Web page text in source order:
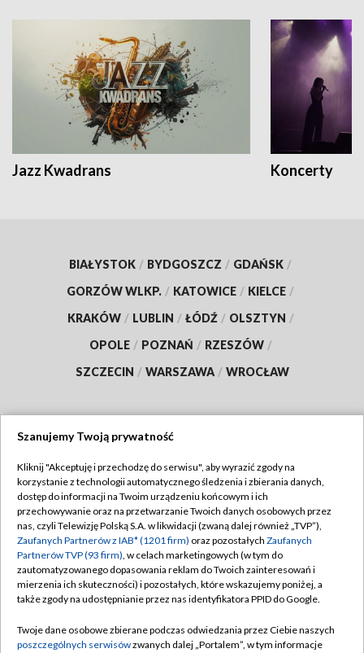
Jazz Kwadrans Koncerty
BIAŁYSTOK / BYDGOSZCZ / GDAŃSK /
GORZÓW WLKP. / KATOWICE / KIELCE /
KRAKÓW / LUBLIN / ŁÓDŹ / OLSZTYN /
OPOLE / POZNAŃ / RZESZÓW /
SZCZECIN / WARSZAWA / WROCŁAW
TVP
Abonament TVP
Emisja w TVP
Centrum informacji TVP
Naziemna Telewizja Cyfrowa
Rada Programowa
Regulamin TVP
Polityka prywatności
Moje zgody
Pomoc
Kontakt
Szanujemy Twoją prywatność
Kliknij "Akceptuję i przechodzę do serwisu", aby wyrazić zgody na
korzystanie z technologii automatycznego śledzenia i zbierania danych,
dostęp do informacji na Twoim urządzeniu końcowym i ich
przechowywanie oraz na przetwarzanie Twoich danych osobowych przez
nas, czyli Telewizję Polską S.A. w likwidacji (zwaną dalej również „TVP”),
Zaufanych Partnerów z IAB* (1201 firm) oraz pozostałych Zaufanych
Partnerów TVP (93 firm), w celach marketingowych (w tym do
zautomatyzowanego dopasowania reklam do Twoich zainteresowań i
mierzenia ich skuteczności) i pozostałych, które wskazujemy poniżej, a
także zgody na udostępnianie przez nas identyfikatora PPID do Google.
Twoje dane osobowe zbierane podczas odwiedzania przez Ciebie naszych
poszczególnych serwisówzwanych dalej „Portalem”, w tym informacje